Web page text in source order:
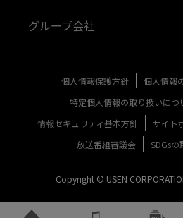
グループ会社
個人情報保護方針
個人情報
特定個人情報の取り扱いにつ
情報セキュリティ基本方針
サイト
放送番組審議会
SDGs
Copyright © USEN